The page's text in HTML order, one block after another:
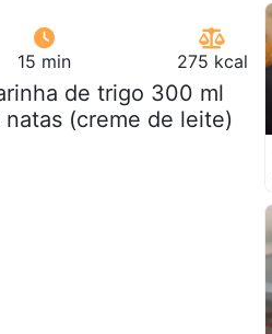
15 min 275 kcal
de trigo 300 ml
(creme de leite)